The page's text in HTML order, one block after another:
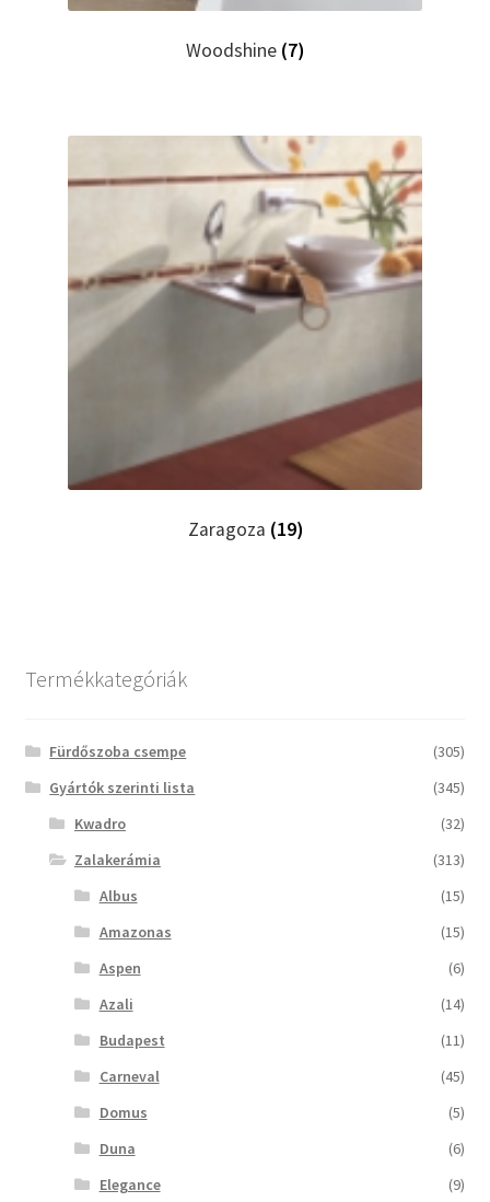
Woodshine (7)
Zaragoza (19)
Termékkategóriák
Fürdőszoba csempe
(305)
Gyártók szerinti lista
(345)
Kwadro
(32)
Zalakerámia
(313)
Albus
(15)
Amazonas
(15)
Aspen
(6)
Azali
(14)
Budapest
(11)
Carneval
(45)
Domus
(5)
Duna
(6)
Elegance
(9)